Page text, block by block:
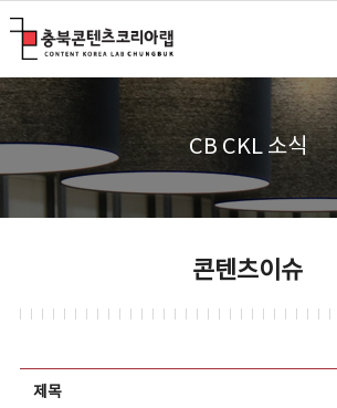
CB CKL 소식
콘텐츠이슈
제목